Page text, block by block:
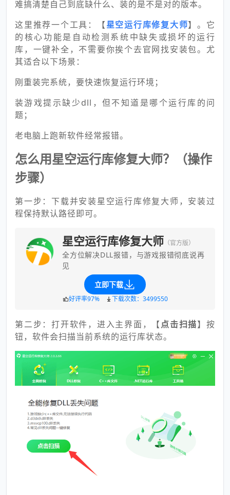
难搞清楚自己到底缺什么、装的是不是对的版本。
这里推荐一个工具：【星空运行库修复大师】。它
的核心功能是自动检测系统中缺失或损坏的运行
库，一键补全，不需要你挨个去官网找安装包。尤
其适合以下场景：
刚重装完系统，要快速恢复运行环境；
装游戏提示缺少dll，但不知道是哪个运行库的问
题；
老电脑上跑新软件经常报错。
怎么用星空运行库修复大师？（操作
步骤）
第一步：下载并安装星空运行库修复大师，安装过
程保持默认路径即可。
星空运行库修复大师 （官方版）
全方位解决DLL报错，与游戏报错彻底说再
见
立即下载
好评率97% 下载次数：3499550
第二步：打开软件，进入主界面，【点击扫描】按
钮，软件会扫描当前系统的运行库状态。